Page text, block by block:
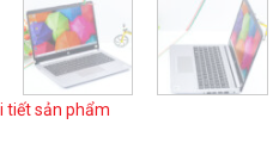
tiết sản phẩm